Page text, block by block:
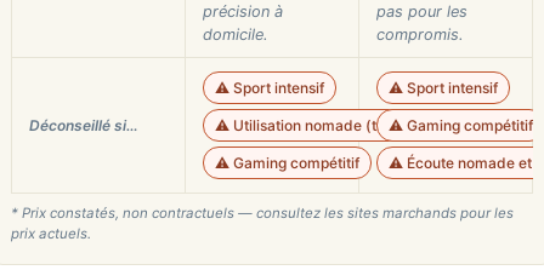
précision à
domicile.
pas pour les
compromis.
Déconseillé si…
⚠️ Sport intensif
⚠️ Utilisation nomade (transport)
⚠️ Gaming compétitif
⚠️ Sport intensif
⚠️ Gaming compétitif
⚠️ Écoute nomade et
* Prix constatés, non contractuels — consultez les sites marchands pour les
prix actuels.